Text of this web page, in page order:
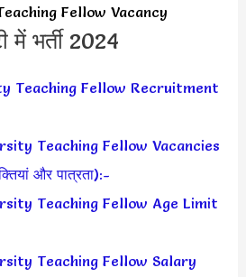
Fellow Vacancy
में भर्ती 2024
Teaching Fellow Recruitment
Teaching Fellow Vacancies
और पात्रता):-
Teaching Fellow Age Limit
Teaching Fellow Salary